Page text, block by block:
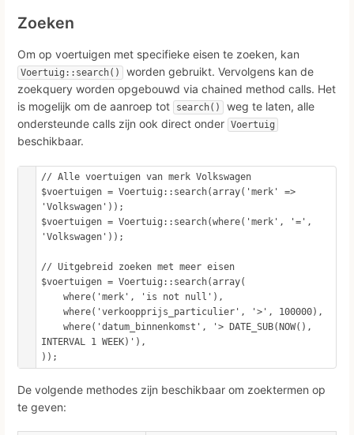
Zoeken
Om op voertuigen met specifieke eisen te zoeken, kan
Voertuig::search()
worden gebruikt. Vervolgens kan de
zoekquery worden opgebouwd via chained method calls. Het
is mogelijk om de aanroep tot
search()
weg te laten, alle
ondersteunde calls zijn ook direct onder Voertuig
beschikbaar.
// Alle voertuigen van merk Volkswagen
$voertuigen = Voertuig::search(array('merk' =>
'Volkswagen'));
$voertuigen = Voertuig::search(where('merk', '=',
'Volkswagen'));
// Uitgebreid zoeken met meer eisen
$voertuigen = Voertuig::search(array(
INTERVAL 1 WEEK)'),
));
De volgende methodes zijn beschikbaar om zoektermen op
te geven: